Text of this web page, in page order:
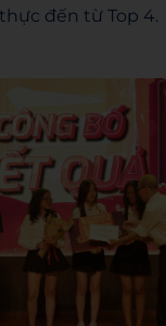
đến từ Top 4.